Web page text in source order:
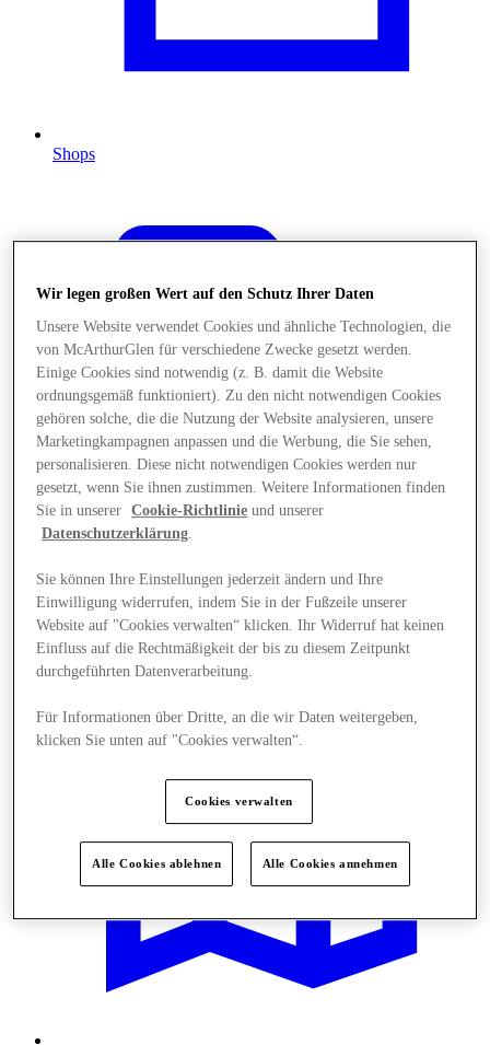
Shops
Angebote
Wir legen großen Wert auf den Schutz Ihrer Daten
Unsere Website verwendet Cookies und ähnliche Technologien, die
von McArthurGlen für verschiedene Zwecke gesetzt werden.
Einige Cookies sind notwendig (z. B. damit die Website
ordnungsgemäß funktioniert). Zu den nicht notwendigen Cookies
gehören solche, die die Nutzung der Website analysieren, unsere
Marketingkampagnen anpassen und die Werbung, die Sie sehen,
personalisieren. Diese nicht notwendigen Cookies werden nur
gesetzt, wenn Sie ihnen zustimmen. Weitere Informationen finden
Sie in unserer
Cookie-Richtlinie und unserer
Datenschutzerklärung.
Sie können Ihre Einstellungen jederzeit ändern und Ihre
Einwilligung widerrufen, indem Sie in der Fußzeile unserer
Website auf "Cookies verwalten“ klicken. Ihr Widerruf hat keinen
Einfluss auf die Rechtmäßigkeit der bis zu diesem Zeitpunkt
durchgeführten Datenverarbeitung.
Für Informationen über Dritte, an die wir Daten weitergeben,
klicken Sie unten auf "Cookies verwalten“.
Cookies verwalten
Alle Cookies ablehnen Alle Cookies annehmen